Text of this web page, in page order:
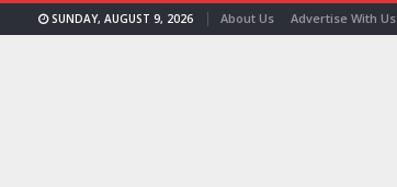
SUNDAY, AUGUST 9, 2026 About Us Advertise With Us